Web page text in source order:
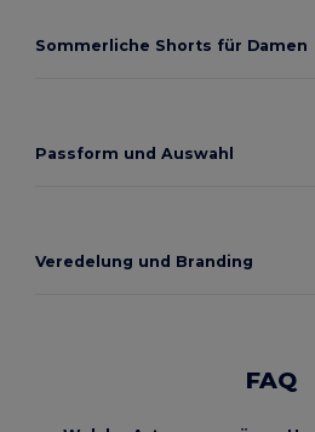
Sommerliche Shorts für Damen
Passform und Auswahl
Veredelung und Branding
FAQ